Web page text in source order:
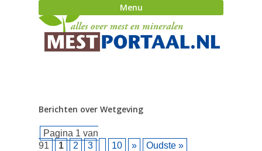
Menu
Berichten over Wetgeving
Pagina 1 van
91
1 2 3 10 » Oudste »